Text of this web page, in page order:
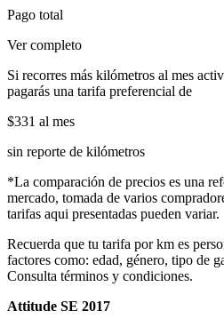
Pago total
Ver completo
Si recorres más kilómetros al mes
pagarás una tarifa preferencial de
$331 al mes
sin reporte de kilómetros
*La comparación de precios es una
mercado, tomada de varios
tarifas aqui presentadas pueden variar.
Recuerda que tu tarifa por km es
factores como: edad, género, tipo de
Consulta términos y condiciones.
Attitude SE 2017